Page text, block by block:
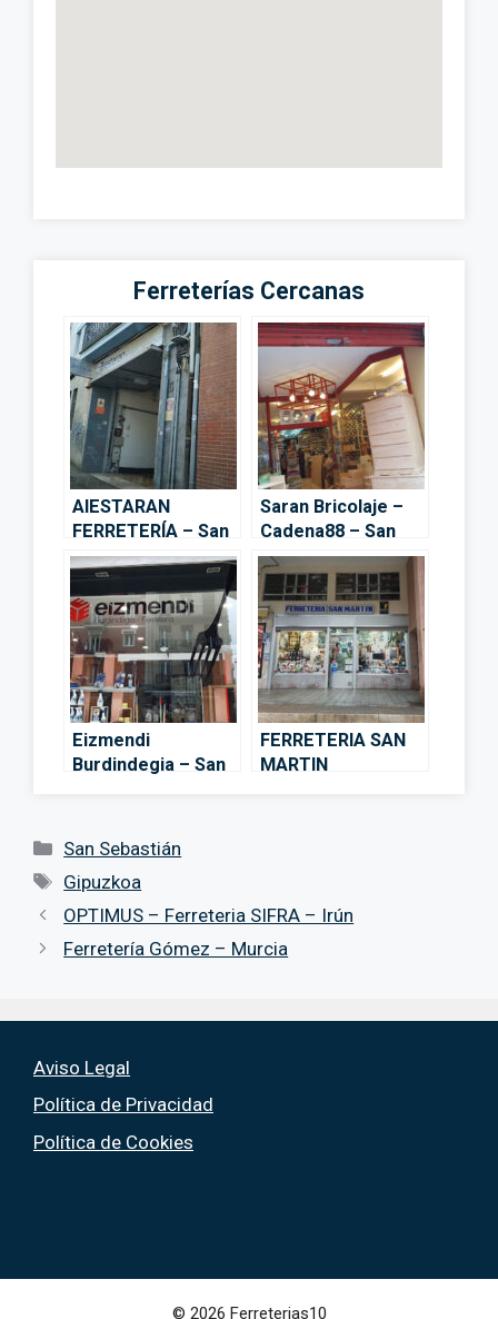
Ferreterías Cercanas
AIESTARAN
FERRETERÍA – San
Sebastián
Saran Bricolaje –
Cadena88 – San
Sebastián
Eizmendi
Burdindegia – San
FERRETERIA SAN
MARTIN
Categorías
San Sebastián
Etiquetas
Gipuzkoa
OPTIMUS – Ferreteria SIFRA – Irún
Ferretería Gómez – Murcia
Aviso Legal
Política de Privacidad
Política de Cookies
© 2026 Ferreterias10